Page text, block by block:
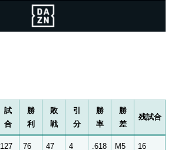
試
合
勝
利
敗
戦
引
分
勝
率
勝
差
残試合
127 76 47 4 .618 M5 16